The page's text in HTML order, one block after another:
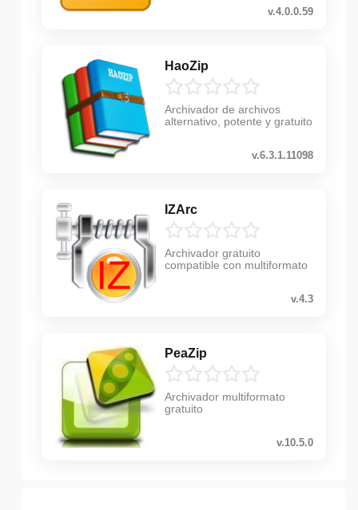
v.4.0.0.59
HaoZip
Archivador de archivos
alternativo, potente y gratuito
v.6.3.1.11098
IZArc
Archivador gratuito
compatible con multiformato
v.4.3
PeaZip
Archivador multiformato
gratuito
v.10.5.0